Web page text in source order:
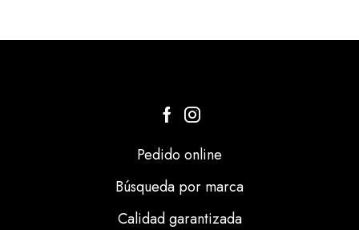
Pedido online
Búsqueda por marca
Calidad garantizada